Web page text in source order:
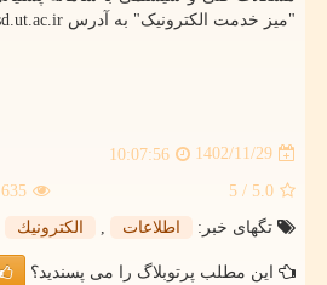
"میز خدمت الکترونیک" به آدرس sd.ut.ac.ir مکاتبه نمائید.
1402/11/29
10:07:56
5.0
/ 5
635
تگهای خبر:
اطلاعات الكترونیك
این مطلب پرتوبلاگ را می پسندید؟